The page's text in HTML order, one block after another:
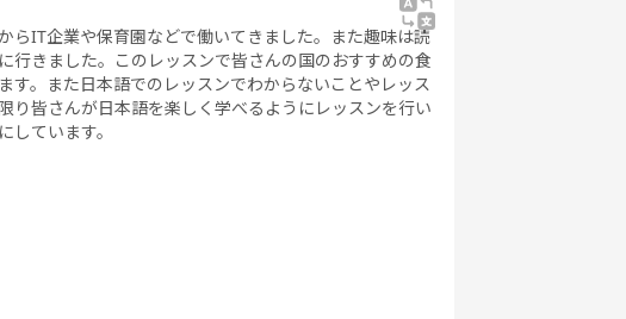
らIT企業や保育園などで働いてきました。また趣味は読
行きました。このレッスンで皆さんの国のおすすめの食
す。また日本語でのレッスンでわからないことやレッス
り皆さんが日本語を楽しく学べるようにレッスンを行い
ています。